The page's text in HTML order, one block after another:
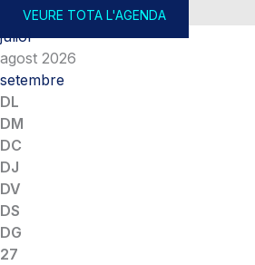
VEURE TOTA L'AGENDA
juliol
agost 2026
setembre
DL
DM
DC
DJ
DV
DS
DG
27